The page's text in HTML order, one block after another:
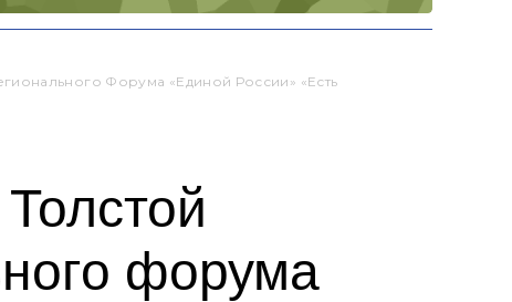
Форума «Единой России» «Есть
форума